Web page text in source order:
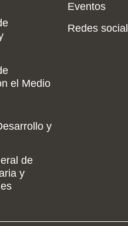
el Medio
y
de
y
Eventos
Redes